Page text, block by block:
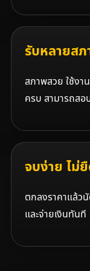
รับหลายส
สภาพสวย ใช้งา
ครบ สามารถสอ
จบง่าย ไม่
ตกลงราคาแล้ว
และจ่ายเงินทันที